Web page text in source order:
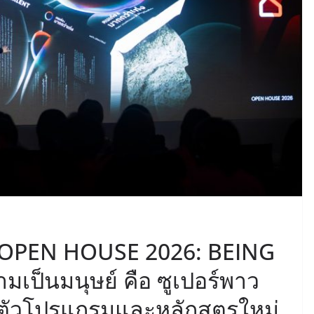
HOUSE 2026: BEING
เป็นมนุษย์ คือ ซูเปอร์พาว